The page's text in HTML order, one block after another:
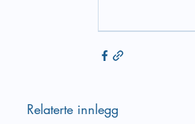
Relaterte innlegg